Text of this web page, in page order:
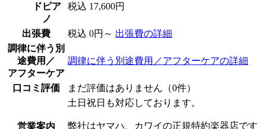
ドピア
ノ
税込 17,600円
出張費 税込 0円～ 出張費の詳細
調律に伴う別
途費用／
アフターケア
調律に伴う別途費用／アフターケアの詳細
口コミ評価 まだ評価はありません（0件）
営業案内
土日祝日も対応しております。
弊社はヤマハ、カワイの正規特約楽器店です